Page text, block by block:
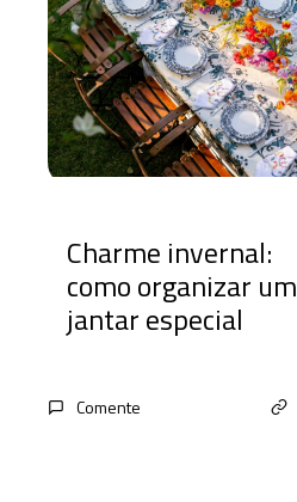
Charme invernal:
como organizar um
jantar especial
Comente